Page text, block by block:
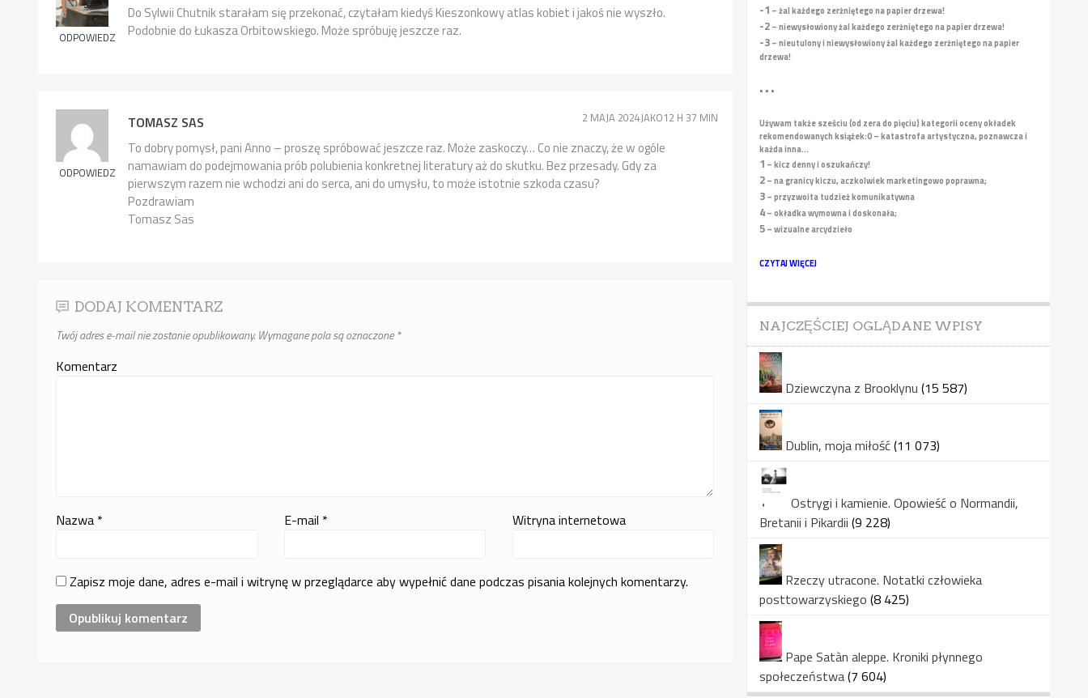
ODPOWIEDZ
Do Sylwii Chutnik starałam się przekonać, czytałam kiedyś Kieszonkowy atlas kobiet i jakoś nie wyszło.
Podobnie do Łukasza Orbitowskiego. Może spróbuję jeszcze raz.
ODPOWIEDZ
TOMASZ SAS 2 MAJA 2024JAKO12 H 37 MIN
To dobry pomysł, pani Anno – proszę spróbować jeszcze raz. Może zaskoczy… Co nie znaczy, że w ogóle
namawiam do podejmowania prób polubienia konkretnej literatury aż do skutku. Bez przesady. Gdy za
pierwszym razem nie wchodzi ani do serca, ani do umysłu, to może istotnie szkoda czasu?
Pozdrawiam
Tomasz Sas
DODAJ KOMENTARZ
Twój adres e-mail nie zostanie opublikowany.Wymagane pola są oznaczone*
Komentarz
Nazwa * E-mail * Witryna internetowa
Zapisz moje dane, adres e-mail i witrynę w przeglądarce aby wypełnić dane podczas pisania kolejnych komentarzy.
-1 – żal każdego zerżniętego na papier drzewa!
-2– niewysłowiony żal każdego zerżniętego na papier drzewa!
-3– nieutulony i niewysłowiony żal każdego zerżniętego na papier
drzewa!
• • •
Używam także sześciu (od zera do pięciu) kategorii oceny okładek
rekomendowanych książek:0 – katastrofa artystyczna, poznawcza i
każda inna...
1 – kicz denny i oszukańczy!
2– na granicy kiczu, aczkolwiek marketingowo poprawna;
3– przyzwoita tudzież komunikatywna
4– okładka wymowna i doskonała;
5– wizualne arcydzieło
CZYTAJ WIĘCEJ
NAJCZĘŚCIEJ OGLĄDANE WPISY
Dziewczyna z Brooklynu (15 587)
Dublin, moja miłość(11 073)
Ostrygi i kamienie. Opowieść o Normandii,
Bretanii i Pikardii (9 228)
Rzeczy utracone. Notatki człowieka
posttowarzyskiego (8 425)
Pape Satàn aleppe. Kroniki płynnego
społeczeństwa(7 604)